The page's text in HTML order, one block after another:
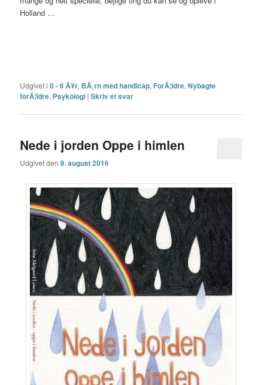
Holland …
Udgivet i 0 - 6 Ã¥r, BÃ¸rn med handicap, ForÃ¦ldre,Nybagte
forÃ¦ldre, Psykologi |Skriv et svar
Nede i jorden Oppe i himlen
Udgivet den9. august 2016